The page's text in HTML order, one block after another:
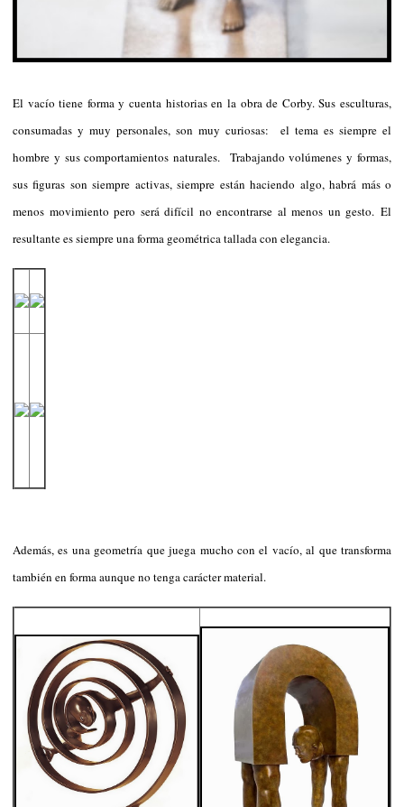
El vacío tiene forma y cuenta historias en la obra de Corby. Sus esculturas,
consumadas y muy personales, son muy curiosas: el tema es siempre el
hombre y sus comportamientos naturales. Trabajando volúmenes y formas,
sus figuras son siempre activas, siempre están haciendo algo, habrá más o
menos movimiento pero será difícil no encontrarse al menos un gesto. El
resultante es siempre una forma geométrica tallada con elegancia.
Además, es una geometría que juega mucho con el vacío, al que transforma
también en forma aunque no tenga carácter material.